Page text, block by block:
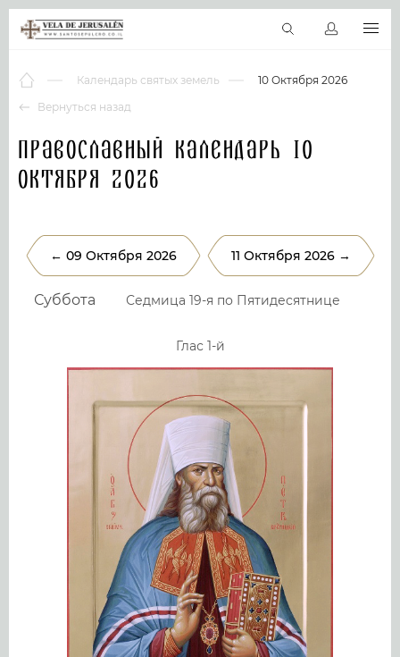
Виртуальные туры
RU
Вернуться назад
Календарь святых земель 10 Октября 2026
Православный календарь 10
Октября 2026
← 09 Октября 2026 11 Октября 2026 →
Суббота Седмица 19-я по Пятидесятнице
Глас 1-й